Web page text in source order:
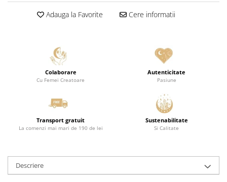
Adauga la Favorite Cere informatii
Colaborare
Cu Femei Creatoare
Autenticitate
Pasiune
Transport gratuit
La comenzi mai mari de 190 de lei
Sustenabilitate
Si Calitate
Descriere